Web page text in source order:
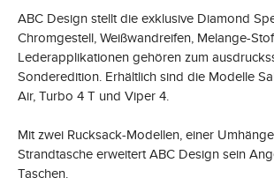
ABC Design stellt die exklusive Diamond
Chromgestell, Weißwandreifen, Melange-
Lederapplikationen gehören zum
Sonderedition. Erhältlich sind die Modelle
Air, Turbo 4 T und Viper 4.
Mit zwei Rucksack-Modellen, einer
Strandtasche erweitert ABC Design sein
Taschen.